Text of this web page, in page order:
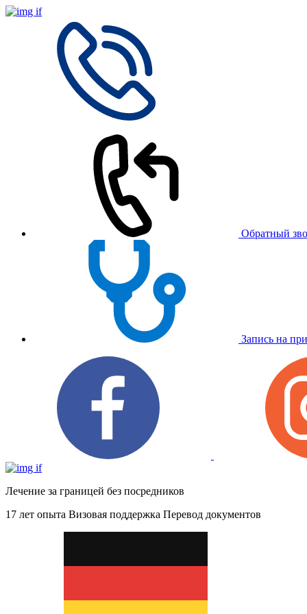
Обратный
Запись на
Лечение за границей без посредников
17 лет опыта Визовая поддержка Перевод документов